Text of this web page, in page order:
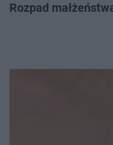
Rozpad